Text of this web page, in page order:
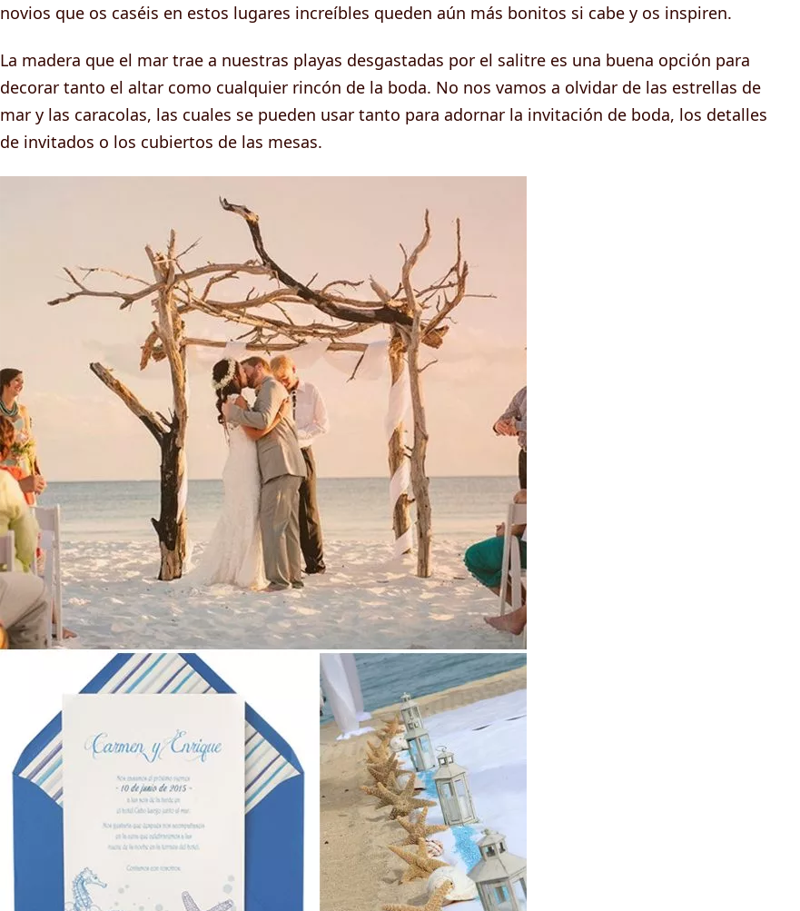
novios que os caséis en estos lugares increíbles queden aún más bonitos si cabe y os inspiren.
La madera que el mar trae a nuestras playas desgastadas por el salitre es una buena opción para
decorar tanto el altar como cualquier rincón de la boda. No nos vamos a olvidar de las estrellas de
mar y las caracolas, las cuales se pueden usar tanto para adornar la invitación de boda, los detalles
de invitados o los cubiertos de las mesas.